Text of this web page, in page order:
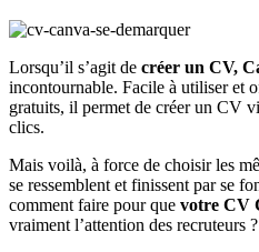
Lorsqu’il s’agit de créer un CV,
incontournable. Facile à utiliser et
gratuits, il permet de créer un CV
clics.
Mais voilà, à force de choisir les
se ressemblent et finissent par se
comment faire pour que votre CV
vraiment l’attention des recruteurs ?